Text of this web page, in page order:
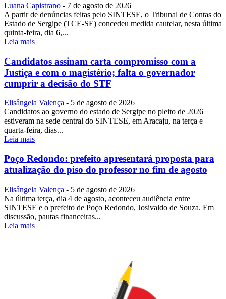
Luana Capistrano - 7 de agosto de 2026
A partir de denúncias feitas pelo SINTESE, o Tribunal de Contas do
Estado de Sergipe (TCE-SE) concedeu medida cautelar, nesta última
quinta-feira, dia 6,...
Leia mais
Candidatos assinam carta compromisso com a
Justiça e com o magistério; falta o governador
cumprir a decisão do STF
Elisângela Valença - 5 de agosto de 2026
Candidatos ao governo do estado de Sergipe no pleito de 2026
estiveram na sede central do SINTESE, em Aracaju, na terça e
quarta-feira, dias...
Leia mais
Poço Redondo: prefeito apresentará proposta para
atualização do piso do professor no fim de agosto
Elisângela Valença - 5 de agosto de 2026
Na última terça, dia 4 de agosto, aconteceu audiência entre
SINTESE e o prefeito de Poço Redondo, Josivaldo de Souza. Em
discussão, pautas financeiras...
Leia mais